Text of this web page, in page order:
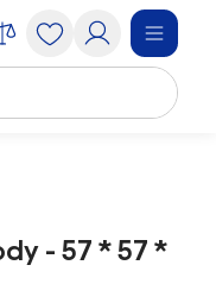
- 57 * 57 *